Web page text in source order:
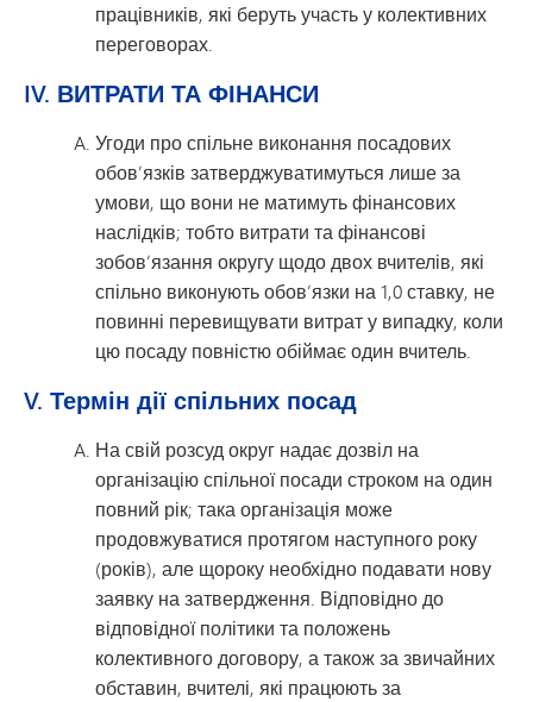
працівників, які беруть участь у колективних
переговорах.
IV. ВИТРАТИ ТА ФІНАНСИ
Угоди про спільне виконання посадових
обов’язків затверджуватимуться лише за
умови, що вони не матимуть фінансових
наслідків; тобто витрати та фінансові
зобов’язання округу щодо двох вчителів, які
спільно виконують обов’язки на 1,0 ставку, не
повинні перевищувати витрат у випадку, коли
цю посаду повністю обіймає один вчитель.
V. Термін дії спільних посад
На свій розсуд округ надає дозвіл на
організацію спільної посади строком на один
повний рік; така організація може
продовжуватися протягом наступного року
(років), але щороку необхідно подавати нову
заявку на затвердження. Відповідно до
відповідної політики та положень
колективного договору, а також за звичайних
обставин, вчителі, які працюють за